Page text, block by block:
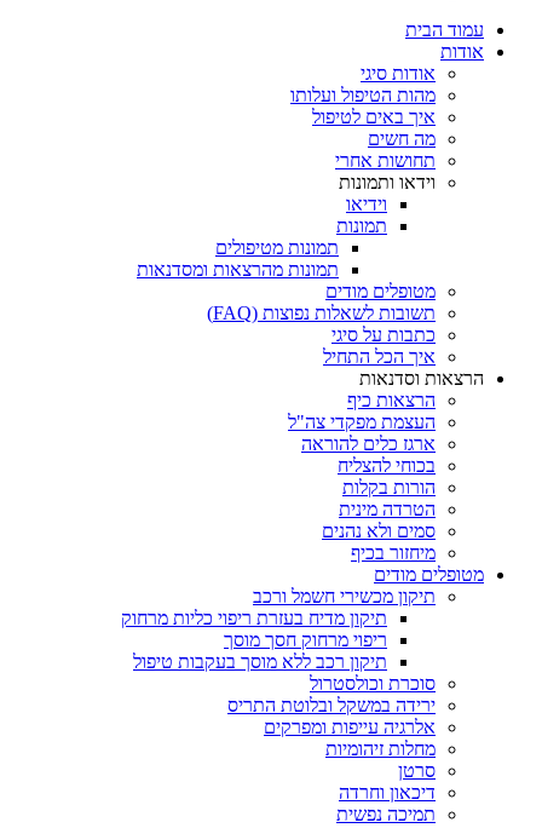
עמוד הבית
אודות
אודות סיגי
מהות הטיפול ועלותו
איך באים לטיפול
מה חשים
תחושות אחרי
וידאו ותמונות
וידיאו
תמונות
תמונות מטיפולים
תמונות מהרצאות ומסדנאות
מטופלים מודים
תשובות לשאלות נפוצות (FAQ)
כתבות על סיגי
איך הכל התחיל
הרצאות וסדנאות
הרצאות כיף
העצמת מפקדי צה"ל
ארגז כלים להוראה
בכוחי להצליח
הורות בקלות
הטרדה מינית
סמים ולא נהנים
מיחזור בכיף
מטופלים מודים
תיקון מכשירי חשמל ורכב
תיקון מדיח בעזרת ריפוי כליות מרחוק
ריפוי מרחוק חסך מוסך
תיקון רכב ללא מוסך בעקבות טיפול
סוכרת וכולסטרול
ירידה במשקל ובלוטת התריס
אלרגיה עייפות ומפרקים
מחלות זיהומיות
סרטן
דיכאון וחרדה
תמיכה נפשית